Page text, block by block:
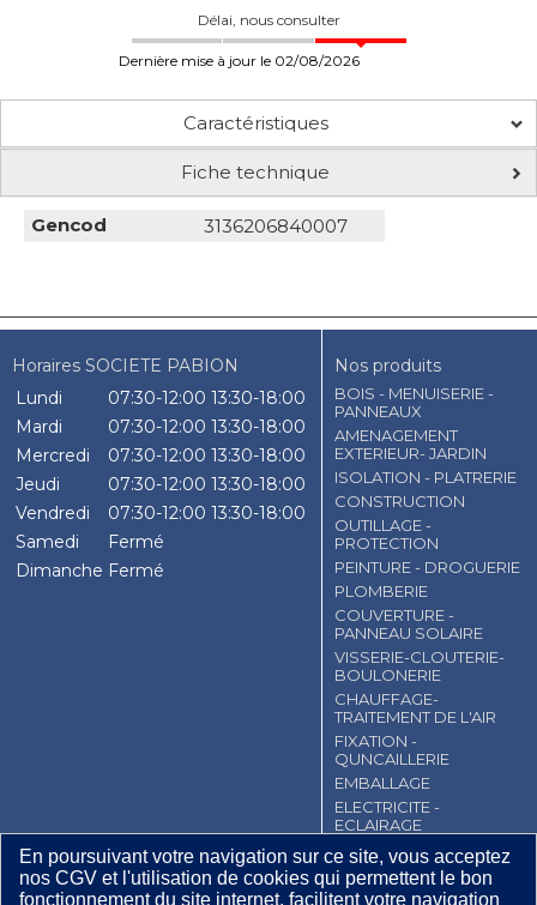
En poursuivant votre navigation sur ce site, vous acceptez
nos CGV et l'utilisation de cookies qui permettent le bon
fonctionnement du site internet, facilitent votre navigation
Délai, nous consulter
Dernière mise à jour le 02/08/2026
Caractéristiques
Fiche technique
Gencod 3136206840007
Horaires SOCIETE PABION
Lundi
07:30-12:00 13:30-18:00
Mardi
07:30-12:00 13:30-18:00
Mercredi
07:30-12:00 13:30-18:00
Jeudi
07:30-12:00 13:30-18:00
Vendredi
07:30-12:00 13:30-18:00
Samedi
Fermé
Dimanche Fermé
Nos produits
BOIS - MENUISERIE -
PANNEAUX
AMENAGEMENT
EXTERIEUR- JARDIN
ISOLATION - PLATRERIE
CONSTRUCTION
OUTILLAGE -
PROTECTION
PEINTURE - DROGUERIE
PLOMBERIE
COUVERTURE -
PANNEAU SOLAIRE
VISSERIE-CLOUTERIE-
BOULONERIE
CHAUFFAGE-
TRAITEMENT DE L'AIR
FIXATION -
QUNCAILLERIE
EMBALLAGE
ELECTRICITE -
ECLAIRAGE
CGV Contact
Mentions légales
Plan du site